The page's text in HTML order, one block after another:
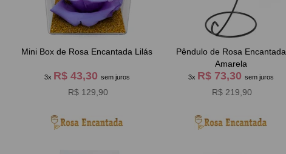
Mini Box de Rosa Encantada Lilás
3x R$ 43,30 sem juros
R$ 129,90
Pêndulo de Rosa Encantada
Amarela
3x R$ 73,30 sem juros
R$ 219,90